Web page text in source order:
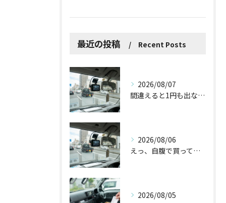
最近の投稿 Recent Posts
2026/08/07
間違えると1円も出ない！？ドラレコ補助金を使う前に知っておくべき3つの注意点
2026/08/06
えっ、自腹で買ってた！ドラレコやバックカメラの導入で国からお金が出るって本当？
2026/08/05